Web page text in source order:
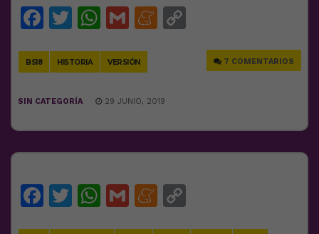
Facebook
Twitter
WhatsApp
GmailMeneame
BS18 HISTORIA VERSIÓN 7 COMENTARIOS
SIN CATEGORÍA 29 JUNIO, 2019
Facebook
Twitter
WhatsApp
GmailMeneame